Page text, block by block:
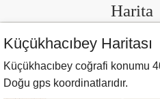
Harita
Küçükhacıbey Haritası
Küçükhacıbey coğrafi konumu
Doğu gps koordinatlarıdır.